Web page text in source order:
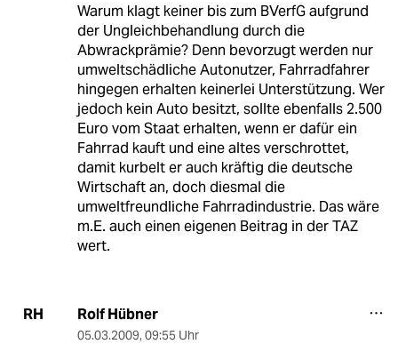
Warum klagt keiner bis zum BVerfG aufgrund
der Ungleichbehandlung durch die
Abwrackprämie? Denn bevorzugt werden nur
umweltschädliche Autonutzer, Fahrradfahrer
hingegen erhalten keinerlei Unterstützung. Wer
jedoch kein Auto besitzt, sollte ebenfalls 2.500
Euro vom Staat erhalten, wenn er dafür ein
Fahrrad kauft und eine altes verschrottet,
damit kurbelt er auch kräftig die deutsche
Wirtschaft an, doch diesmal die
umweltfreundliche Fahrradindustrie. Das wäre
m.E. auch einen eigenen Beitrag in der TAZ
wert.
RH Rolf Hübner
05.03.2009, 09:55 Uhr